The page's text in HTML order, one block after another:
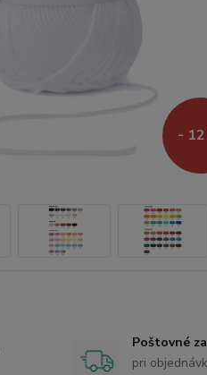
-
Poštovné
pri